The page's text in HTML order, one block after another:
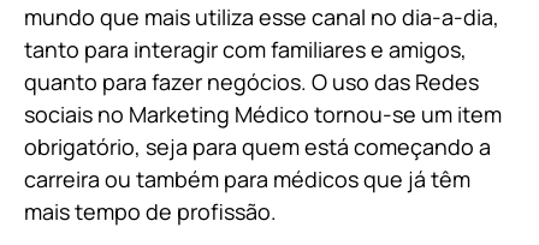
mundo que mais utiliza esse canal no dia-a-dia,
tanto para interagir com familiares e amigos,
quanto para fazer negócios. O uso das Redes
sociais no Marketing Médico tornou-se um item
obrigatório, seja para quem está começando a
carreira ou também para médicos que já têm
mais tempo de profissão.